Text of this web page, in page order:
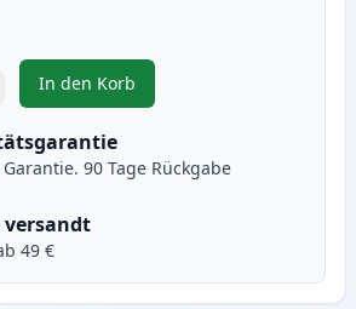
Tasten, um anzupassen
In den Korb
, 4 stück Brother TN321 toner
Garantie. 90 Tage Rückgabe
versandt
49 €